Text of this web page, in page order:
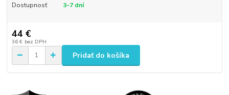
Dostupnosť 3-7 dní
44 €
36 € bez DPH
Pridať do košíka